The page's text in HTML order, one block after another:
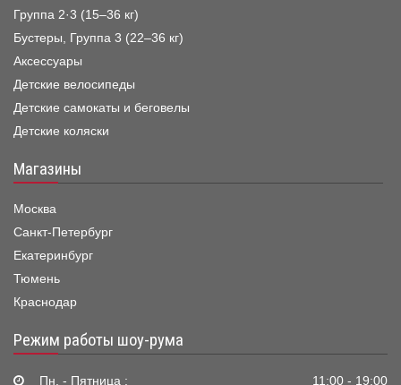
Группа 2·3 (15–36 кг)
Бустеры, Группа 3 (22–36 кг)
Аксессуары
Детские велосипеды
Детские самокаты и беговелы
Детские коляски
Магазины
Москва
Санкт-Петербург
Екатеринбург
Тюмень
Краснодар
Режим работы шоу-рума
Пн. - Пятница : 11:00 - 19:00